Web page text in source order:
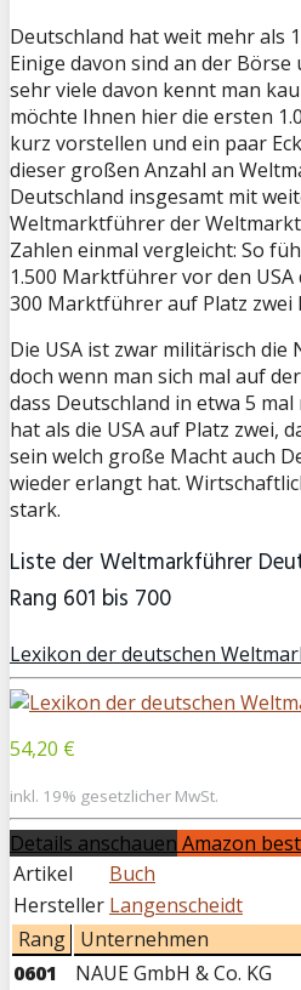
Deutschland hat weit mehr als
Einige davon sind an der
sehr viele davon kennt man
möchte Ihnen hier die ersten
kurz vorstellen und ein paar
dieser großen Anzahl an
Deutschland insgesamt mit
Weltmarktführer der
Zahlen einmal vergleicht: So
1.500 Marktführer vor den
300 Marktführer auf Platz zwei
Die USA ist zwar militärisch die
doch wenn man sich mal auf
dass Deutschland in etwa 5
hat als die USA auf Platz zwei,
sein welch große Macht auch
wieder erlangt hat.
stark.
Liste der Weltmarkführer
Rang 601 bis 700
Lexikon der deutschen
54,20 €
inkl. 19% gesetzlicher MwSt.
Details anschauen Amazon
Artikel
Buch
Hersteller Langenscheidt
Rang Unternehmen
0601
NAUE GmbH & Co. KG